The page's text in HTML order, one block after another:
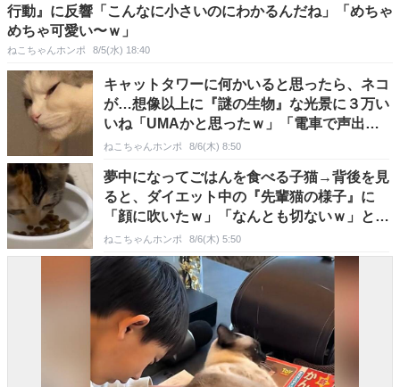
行動』に反響「こんなに小さいのにわかるんだね」「めちゃ
めちゃ可愛い〜ｗ」
ねこちゃんホンポ 8/5(水) 18:40
キャットタワーに何かいると思ったら、ネコ
が…想像以上に『謎の生物』な光景に３万い
いね「UMAかと思ったｗ」「電車で声出し
て笑った」
ねこちゃんホンポ 8/6(木) 8:50
夢中になってごはんを食べる子猫→背後を見
ると、ダイエット中の『先輩猫の様子』に
「顔に吹いたｗ」「なんとも切ないｗ」と爆
笑の声続出
ねこちゃんホンポ 8/6(木) 5:50